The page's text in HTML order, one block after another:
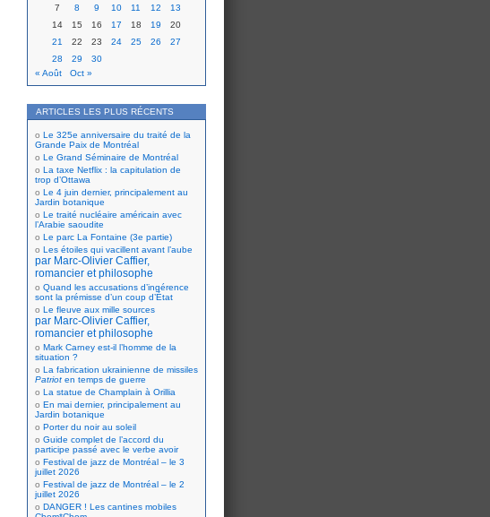
7
8 9 10 11 12
13
14
15 16 17 18 19
20
21
22 23 24 25 26
27
28
29
30
« Août
Oct »
ARTICLES LES PLUS RÉCENTS
Le 325e anniversaire du traité de la
Grande Paix de Montréal
Le Grand Séminaire de Montréal
La taxe Netflix : la capitulation de
trop d’Ottawa
Le 4 juin dernier, principalement au
Jardin botanique
Le traité nucléaire américain avec
l’Arabie saoudite
Le parc La Fontaine (3e partie)
Les étoiles qui vacillent avant l’aube
par Marc-Olivier Caffier,
romancier et philosophe
Quand les accusations d’ingérence
sont la prémisse d’un coup d’État
Le fleuve aux mille sources
par Marc-Olivier Caffier,
romancier et philosophe
Mark Carney est-il l’homme de la
situation ?
La fabrication ukrainienne de missiles
Patriot en temps de guerre
La statue de Champlain à Orillia
En mai dernier, principalement au
Jardin botanique
Porter du noir au soleil
Guide complet de l’accord du
participe passé avec le verbe avoir
Festival de jazz de Montréal – le 3
juillet 2026
Festival de jazz de Montréal – le 2
juillet 2026
DANGER ! Les cantines mobiles